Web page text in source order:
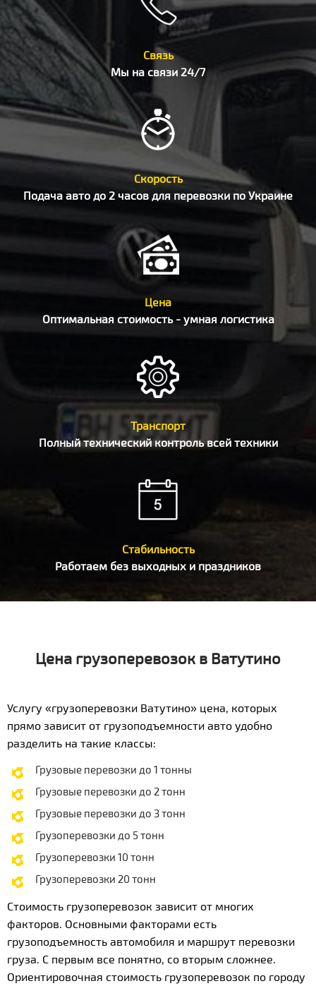
Связь
Мы на связи 24/7
Скорость
Подача авто до 2 часов для перевозки по Украине
Цена
Оптимальная стоимость - умная логистика
Транспорт
Полный технический контроль всей техники
Стабильность
Работаем без выходных и праздников
Цена грузоперевозок в Ватутино
Услугу «грузоперевозки Ватутино» цена, которых
прямо зависит от грузоподъемности авто удобно
разделить на такие классы:
Грузовые перевозки до 1 тонны
Грузовые перевозки до 2 тонн
Грузовые перевозки до 3 тонн
Грузоперевозки до 5 тонн
Грузоперевозки 10 тонн
Грузоперевозки 20 тонн
Стоимость грузоперевозок зависит от многих
факторов. Основными факторами есть
грузоподъемность автомобиля и маршрут перевозки
груза. С первым все понятно, со вторым сложнее.
Ориентировочная стоимость грузоперевозок по городу